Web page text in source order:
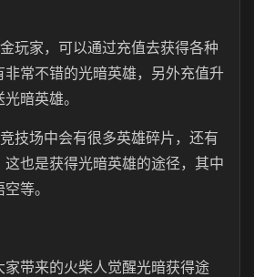
玩家，可以通过充值去获得各种
常不错的光暗英雄，另外充值升
暗英雄。
技场中会有很多英雄碎片，还有
也是获得光暗英雄的途径，其中
等。
家带来的火柴人觉醒光暗获得途